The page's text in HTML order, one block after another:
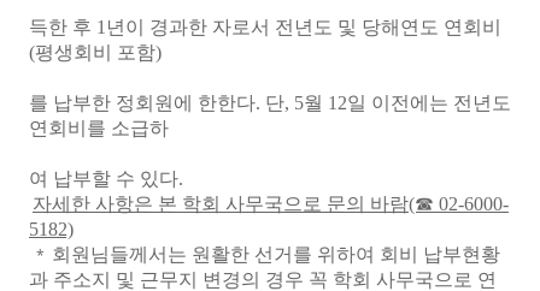
득한 후 1년이 경과한 자로서 전년도 및 당해연도 연회비
(평생회비 포함)
를 납부한 정회원에 한한다. 단, 5월 12일 이전에는 전년도
연회비를 소급하
여 납부할 수 있다.
자세한 사항은 본 학회 사무국으로 문의 바람(☎ 02-6000-
5182)
* 회원님들께서는 원활한 선거를 위하여 회비 납부현황
과 주소지 및 근무지 변경의 경우 꼭 학회 사무국으로 연